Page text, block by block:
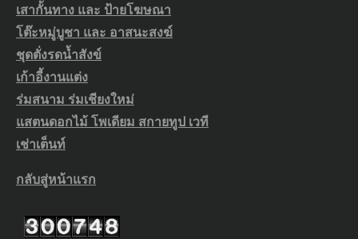
เสากั้นทาง และ ป้ายโฆษณา
โต๊ะหมู่บูชา และ อาสนะสงฆ์
ชุดตั่งรดน้ำสังข์
เก้าอี้งานแต่ง
ร่มสนาม ร่มเชียงใหม่
แสตนดอกไม้ โพเดียม สกายทูป เวที
เช่าเต็นท์
กลับสู่หน้าแรก